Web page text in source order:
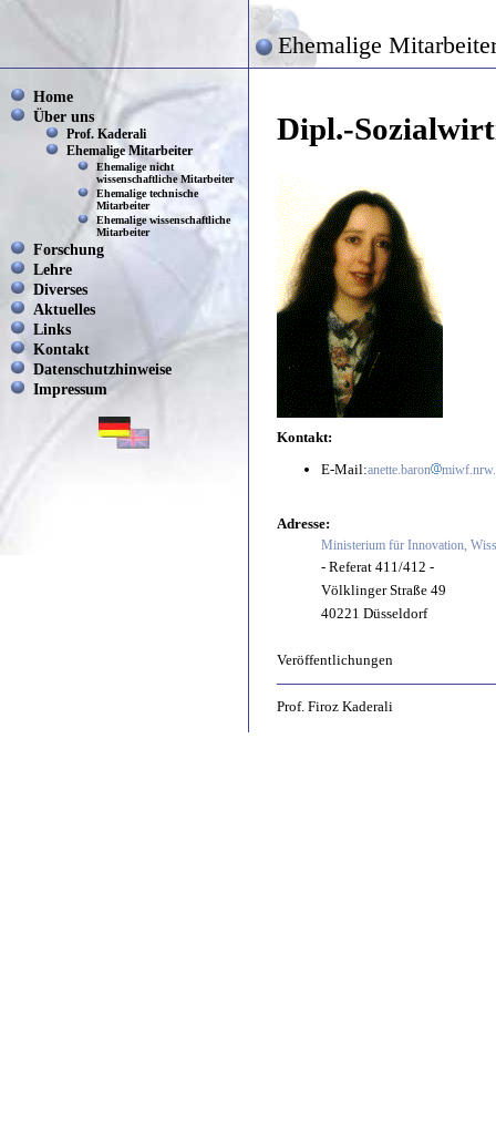
Ehemalige
Home
Über uns
Prof. Kaderali
Ehemalige Mitarbeiter
Ehemalige nicht
wissenschaftliche Mitarbeiter
Ehemalige technische
Mitarbeiter
Ehemalige wissenschaftliche
Mitarbeiter
Forschung
Lehre
Diverses
Aktuelles
Links
Kontakt
Datenschutzhinweise
Impressum
Dipl.-
Kontakt:
E-Mail:anette.baron
Adresse:
Ministerium für Innovation,
- Referat 411/412 -
Völklinger Straße 49
40221 Düsseldorf
Veröffentlichungen
Prof. Firoz Kaderali